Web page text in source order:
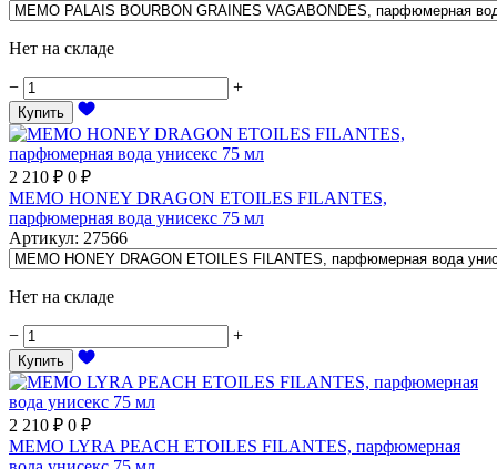
Нет на складе
− +
Купить
2 210 ₽ 0 ₽
MEMO HONEY DRAGON ETOILES FILANTES,
парфюмерная вода унисекс 75 мл
Артикул: 27566
Нет на складе
− +
Купить
2 210 ₽ 0 ₽
MEMO LYRA PEACH ETOILES FILANTES, парфюмерная